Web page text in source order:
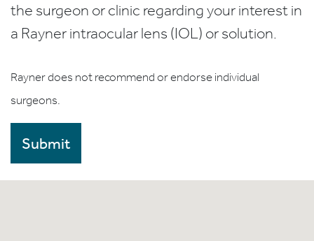
the surgeon or clinic regarding your interest in
a Rayner intraocular lens (IOL) or solution.
Rayner does not recommend or endorse individual
surgeons.